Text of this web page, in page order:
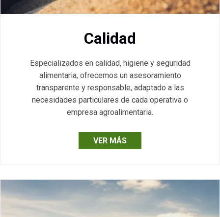
Calidad
Especializados en calidad, higiene y seguridad
alimentaria, ofrecemos un asesoramiento
transparente y responsable, adaptado a las
necesidades particulares de cada operativa o
empresa agroalimentaria.
VER MÁS